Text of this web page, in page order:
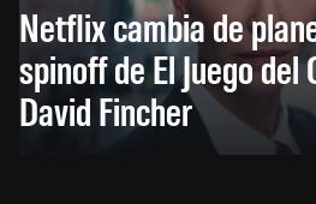
Netflix cambia de
spinoff de El Juego del
David Fincher